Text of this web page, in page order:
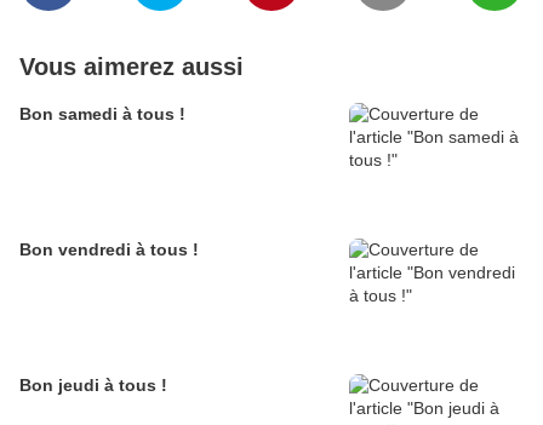
Vous aimerez aussi
Bon samedi à tous !
Bon vendredi à tous !
Bon jeudi à tous !